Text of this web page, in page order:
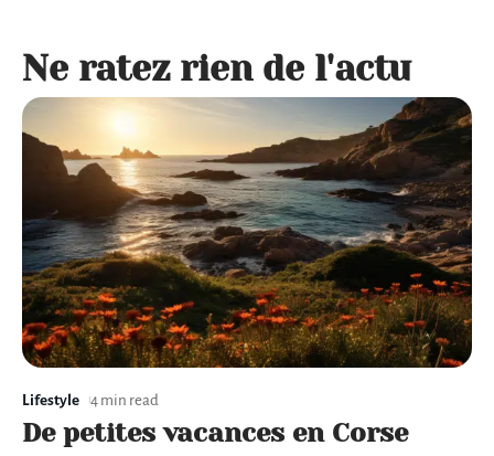
Ne ratez rien de l'actu
Lifestyle 4 min read
De petites vacances en Corse